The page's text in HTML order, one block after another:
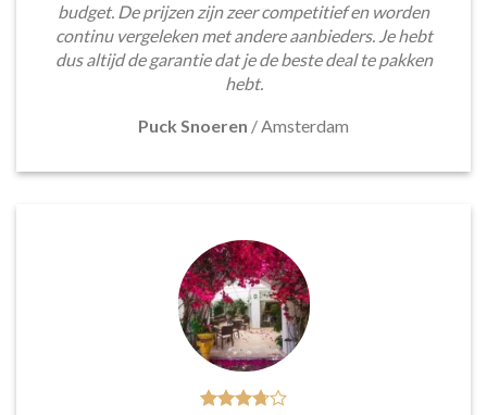
budget. De prijzen zijn zeer competitief en worden
continu vergeleken met andere aanbieders. Je hebt
dus altijd de garantie dat je de beste deal te pakken
hebt.
Puck Snoeren /Amsterdam